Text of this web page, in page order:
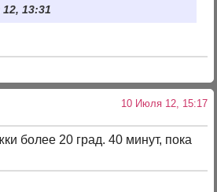
13:31
10 Июля 12, 15:17
более 20 град. 40 минут, пока